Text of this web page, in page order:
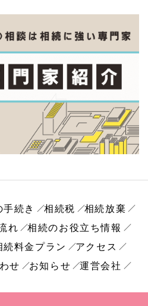
手続き 相続税
相続放棄
れ
相続のお役立ち情報
料金プラン
アクセス
せ
お知らせ 運営会社